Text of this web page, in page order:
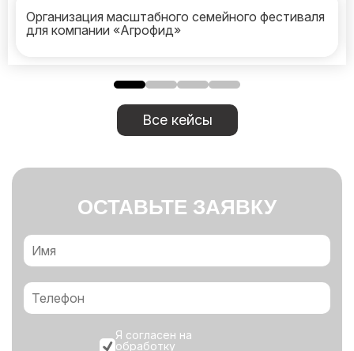
Организация масштабного семейного фестиваля
для компании «Агрофид»
Все кейсы
ОСТАВЬТЕ ЗАЯВКУ
Я согласен на
обработку